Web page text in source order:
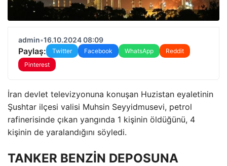
admin•16.10.2024 08:09
Paylaş: Twitter Facebook WhatsApp
Reddit
Pinterest
İran devlet televizyonuna konuşan Huzistan eyaletinin
Şushtar ilçesi valisi Muhsin Seyyidmusevi, petrol
rafinerisinde çıkan yangında 1 kişinin öldüğünü, 4
kişinin de yaralandığını söyledi.
TANKER BENZİN DEPOSUNA